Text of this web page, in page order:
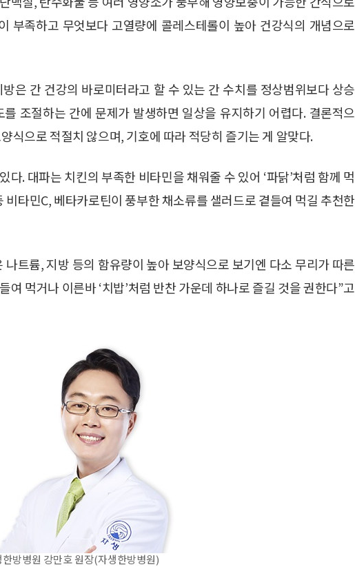
부족하고 무엇보다 고열량에 콜레스테롤이 높아 건강식의 개념으로
은 간 건강의 바로미터라고 할 수 있는 간 수치를 정상범위보다 상승
조절하는 간에 문제가 발생하면 일상을 유지하기 어렵다. 결론적으
식으로 적절치 않으며, 기호에 따라 적당히 즐기는 게 알맞다.
다. 대파는 치킨의 부족한 비타민을 채워줄 수 있어 ‘파닭’처럼 함께 먹
비타민C, 베타카로틴이 풍부한 채소류를 샐러드로 곁들여 먹길 추천한
트륨, 지방 등의 함유량이 높아 보양식으로 보기엔 다소 무리가 따른
여 먹거나 이른바 ‘치밥’처럼 반찬 가운데 하나로 즐길 것을 권한다”고
방병원 강만호 원장(자생한방병원)